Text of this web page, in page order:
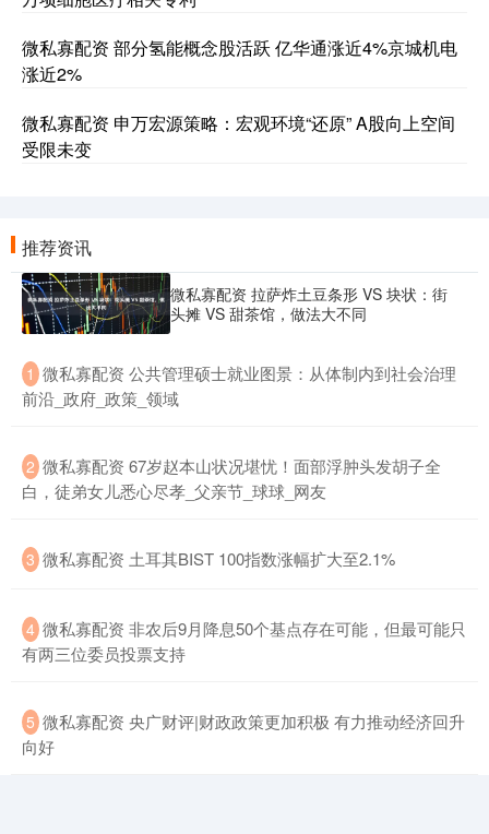
微私寡配资 部分氢能概念股活跃 亿华通涨近4%京城机电
涨近2%
微私寡配资 申万宏源策略：宏观环境“还原” A股向上空间
受限未变
推荐资讯
微私寡配资 拉萨炸土豆条形 VS 块状：街
头摊 VS 甜茶馆，做法大不同
1 ​微私寡配资 公共管理硕士就业图景：从体制内到社会治理
前沿_政府_政策_领域
2 ​微私寡配资 67岁赵本山状况堪忧！面部浮肿头发胡子全
白，徒弟女儿悉心尽孝_父亲节_球球_网友
3 ​微私寡配资 土耳其BIST 100指数涨幅扩大至2.1%
4 ​微私寡配资 非农后9月降息50个基点存在可能，但最可能只
有两三位委员投票支持
5 ​微私寡配资 央广财评|财政政策更加积极 有力推动经济回升
向好